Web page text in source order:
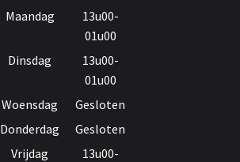
Maandag
13u00-
01u00
Dinsdag
13u00-
01u00
Woensdag
Gesloten
Donderdag
Gesloten
Vrijdag
13u00-